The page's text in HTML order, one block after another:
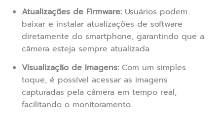
Atualizações de Firmware: Usuários podem
baixar e instalar atualizações de software
diretamente do smartphone, garantindo que a
câmera esteja sempre atualizada.
Visualização de Imagens: Com um simples
toque, é possível acessar as imagens
capturadas pela câmera em tempo real,
facilitando o monitoramento.